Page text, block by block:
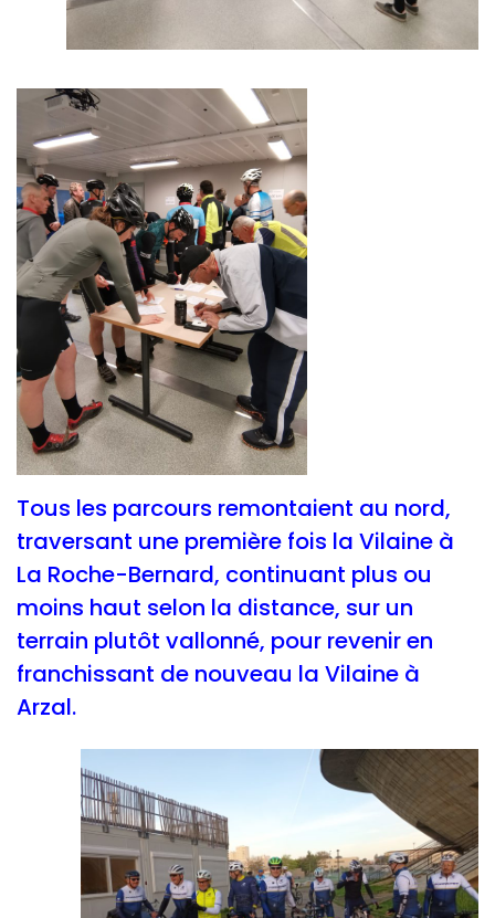
Tous les parcours remontaient au nord,
traversant une première fois la Vilaine à
La Roche-Bernard, continuant plus ou
moins haut selon la distance, sur un
terrain plutôt vallonné, pour revenir en
franchissant de nouveau la Vilaine à
Arzal.